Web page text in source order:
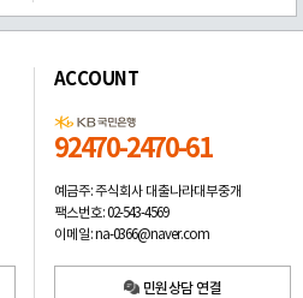
ACCOUNT
92470-2470-61
예금주: 주식회사 대출나라대부중개
팩스번호: 02-543-4569
이메일: na-0366@naver.com
민원상담 연결